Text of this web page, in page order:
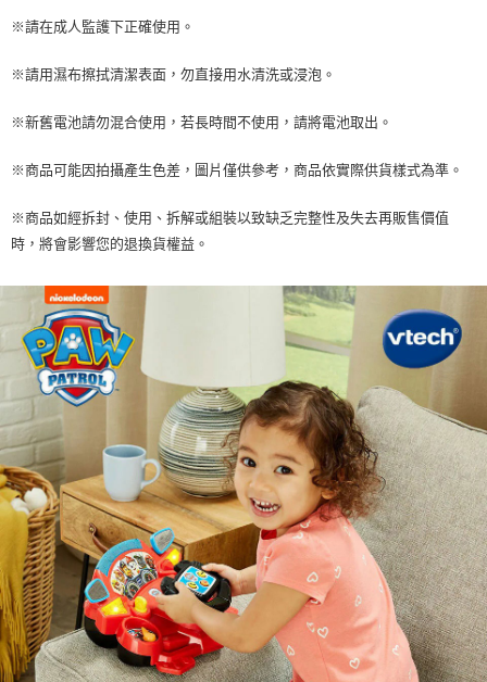
※請在成人監護下正確使用。
※請用濕布擦拭清潔表面，勿直接用水清洗或浸泡。
※新舊電池請勿混合使用，若長時間不使用，請將電池取出。
※商品可能因拍攝產生色差，圖片僅供參考，商品依實際供貨樣式為準。
※商品如經拆封、使用、拆解或組裝以致缺乏完整性及失去再販售價值
時，將會影響您的退換貨權益。